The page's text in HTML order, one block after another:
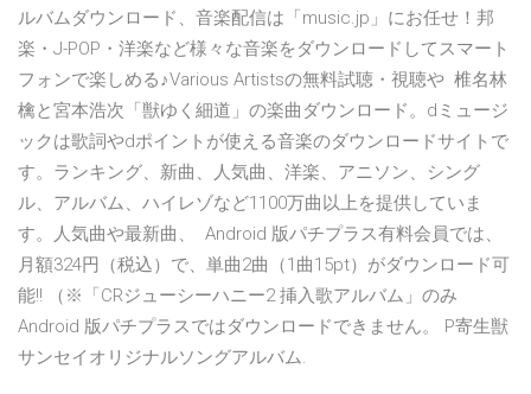
ルバムダウンロード、音楽配信は「music.jp」にお任せ！邦
楽・J-POP・洋楽など様々な音楽をダウンロードしてスマート
フォンで楽しめる♪Various Artistsの無料試聴・視聴や 椎名林
檎と宮本浩次「獣ゆく細道」の楽曲ダウンロード。dミュージ
ックは歌詞やdポイントが使える音楽のダウンロードサイトで
す。ランキング、新曲、人気曲、洋楽、アニソン、シング
ル、アルバム、ハイレゾなど1100万曲以上を提供していま
す。人気曲や最新曲、 Android 版パチプラス有料会員では、
月額324円（税込）で、単曲2曲（1曲15pt）がダウンロード可
能!! （※「CRジューシーハニー2 挿入歌アルバム」のみ
Android 版パチプラスではダウンロードできません。 P寄生獣
サンセイオリジナルソングアルバム.